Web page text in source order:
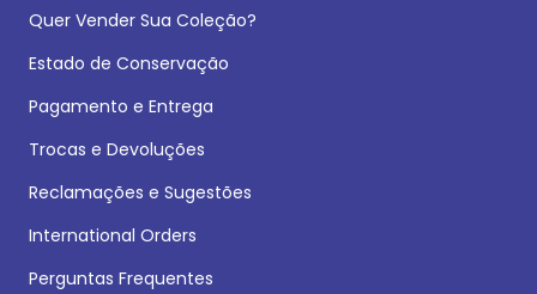
Quer Vender Sua Coleção?
Estado de Conservação
Pagamento e Entrega
Trocas e Devoluções
Reclamações e Sugestões
International Orders
Perguntas Frequentes